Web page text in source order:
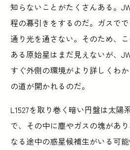
知らないことがたくさんある。
程の幕引きをするのだ。ガスで
通り光を通さない。そのため、
ある原始星はまだ見えないが、
すぐ外側の環境がより詳しくわ
の道が開かれるのだ。
L1527を取り巻く暗い円盤は太陽
で、その中に塵やガスの塊があ
なる途中の惑星候補生がいる可